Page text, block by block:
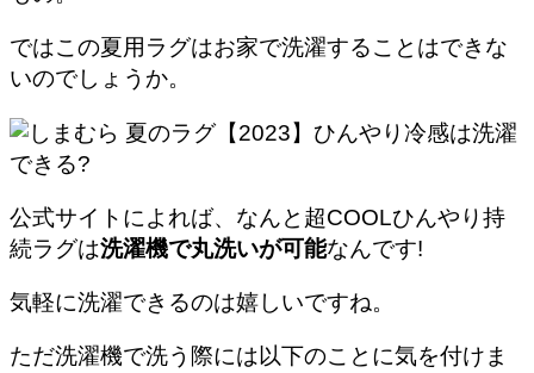
ではこの夏用ラグはお家で洗濯することはできな
いのでしょうか。
公式サイトによれば、なんと超COOLひんやり持
続ラグは洗濯機で丸洗いが可能なんです!
気軽に洗濯できるのは嬉しいですね。
ただ洗濯機で洗う際には以下のことに気を付けま